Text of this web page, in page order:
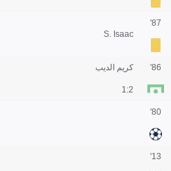
S. Isaac
87'
كريم الديب
2:1
86'
80'
13'